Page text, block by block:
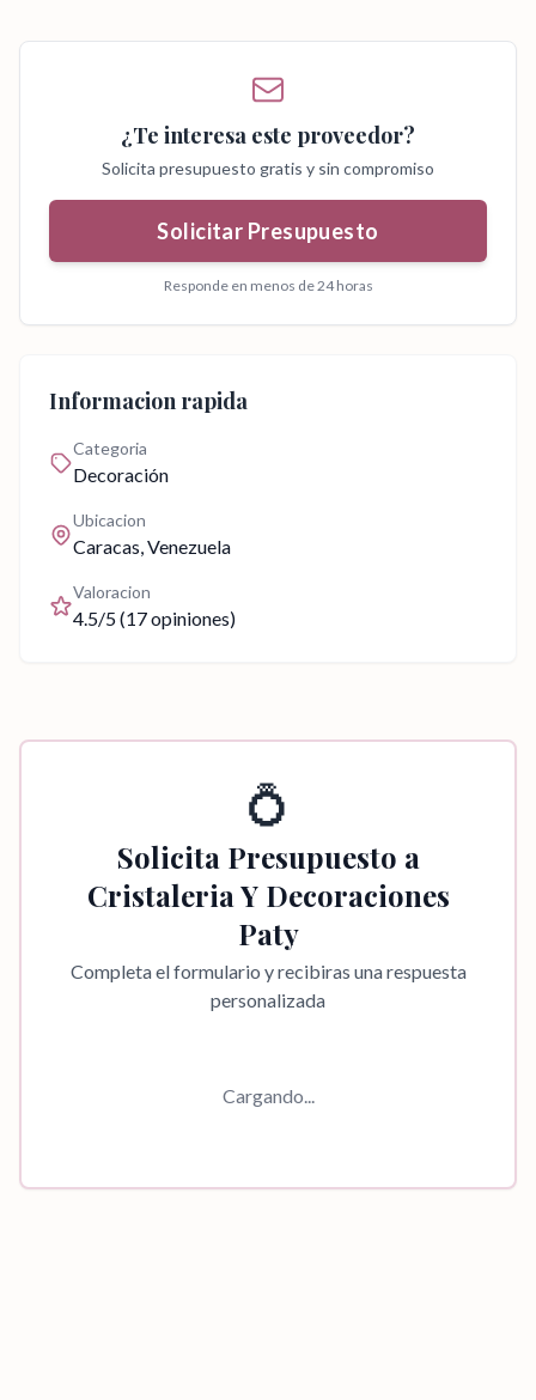
¿Te interesa este proveedor?
Solicita presupuesto gratis y sin compromiso
Solicitar Presupuesto
Responde en menos de 24 horas
Informacion rapida
Categoria
Decoración
Ubicacion
Caracas, Venezuela
Valoracion
4.5/5 (17opiniones)
💍
Solicita Presupuesto a
Cristaleria Y Decoraciones
Paty
Completa el formulario y recibiras una respuesta
personalizada
Cargando...